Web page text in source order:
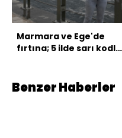
Marmara ve Ege'de
fırtına; 5 ilde sarı kodlu
Benzer Haberler